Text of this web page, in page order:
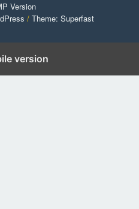
Version
/ Theme: Superfast
version